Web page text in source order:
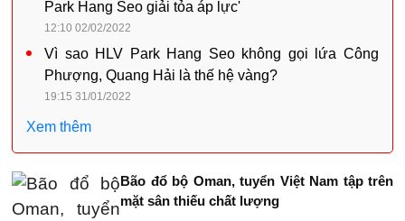
Park Hang Seo giải tỏa áp lực'
12:10 02/02/2022
Vì sao HLV Park Hang Seo không gọi lứa Công
Phượng, Quang Hải là thế hệ vàng?
19:15 31/01/2022
Xem thêm
Bão đổ bộ Oman, tuyển Việt Nam tập trên
mặt sân thiếu chất lượng